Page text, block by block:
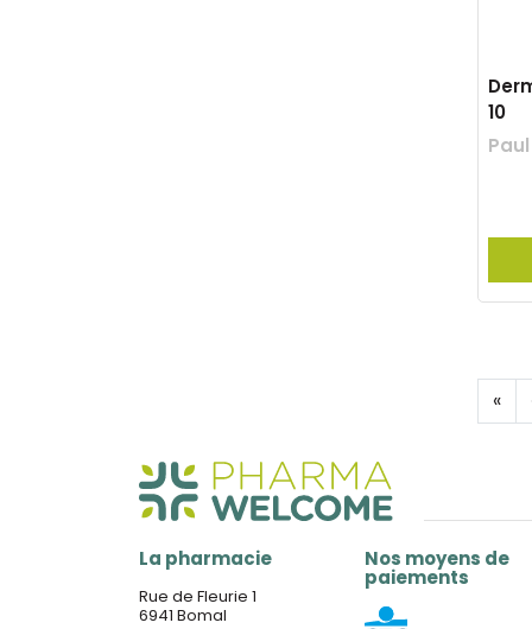
10
«
La pharmacie
Rue de Fleurie 1
6941 Bomal
Nos moyens de
paiements